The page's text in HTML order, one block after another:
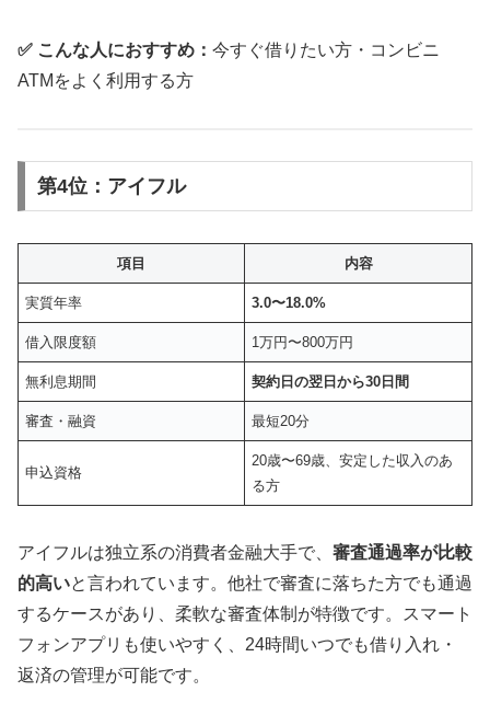
✅ こんな人におすすめ： 今すぐ借りたい方・コンビニ
ATMをよく利用する方
第4位：アイフル
項目 内容
実質年率 3.0〜18.0%
借入限度額 1万円〜800万円
無利息期間 契約日の翌日から30日間
審査・融資 最短20分
申込資格
20歳〜69歳、安定した収入のあ
る方
アイフルは独立系の消費者金融大手で、 審査通過率が比較
的高いと言われています。他社で審査に落ちた方でも通過
するケースがあり、柔軟な審査体制が特徴です。スマート
フォンアプリも使いやすく、24時間いつでも借り入れ・
返済の管理が可能です。